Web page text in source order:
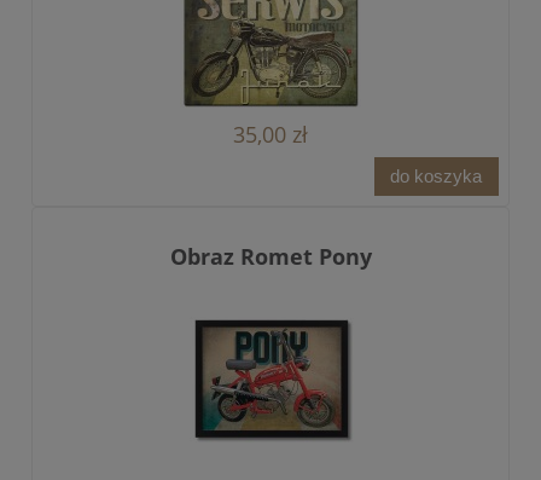
35,00 zł
do koszyka
Obraz Romet Pony